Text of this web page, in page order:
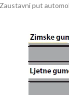
Zaustavni put